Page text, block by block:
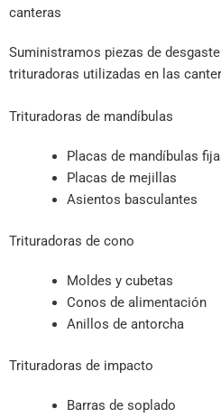
canteras
Suministramos piezas de
trituradoras utilizadas en las
Trituradoras de mandíbulas
Placas de mandíbulas
Placas de mejillas
Asientos basculantes
Trituradoras de cono
Moldes y cubetas
Conos de alimentación
Anillos de antorcha
Trituradoras de impacto
Barras de soplado